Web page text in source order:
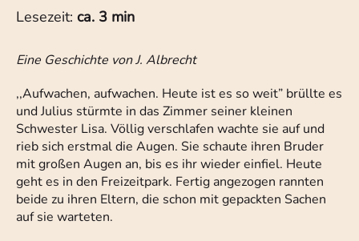
Lesezeit: ca. 3 min
Eine Geschichte von J. Albrecht
,,Aufwachen, aufwachen. Heute ist es so weit” brüllte es
und Julius stürmte in das Zimmer seiner kleinen
Schwester Lisa. Völlig verschlafen wachte sie auf und
rieb sich erstmal die Augen. Sie schaute ihren Bruder
mit großen Augen an, bis es ihr wieder einfiel. Heute
geht es in den Freizeitpark. Fertig angezogen rannten
beide zu ihren Eltern, die schon mit gepackten Sachen
auf sie warteten.